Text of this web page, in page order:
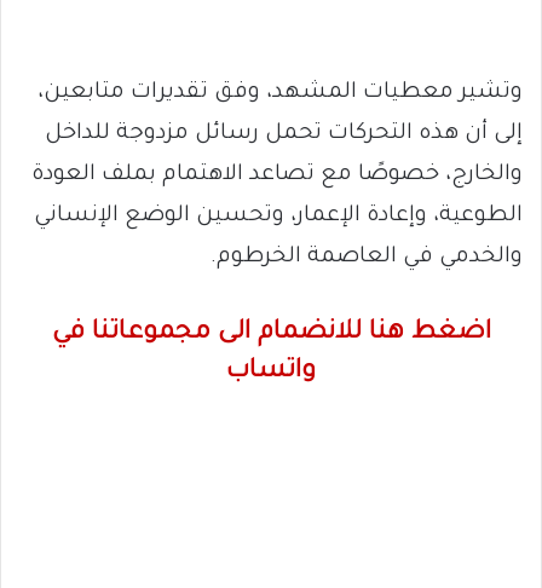
وتشير معطيات المشهد، وفق تقديرات متابعين،
إلى أن هذه التحركات تحمل رسائل مزدوجة للداخل
والخارج، خصوصًا مع تصاعد الاهتمام بملف العودة
الطوعية، وإعادة الإعمار، وتحسين الوضع الإنساني
والخدمي في العاصمة الخرطوم.
اضغط هنا للانضمام الى مجموعاتنا في
واتساب